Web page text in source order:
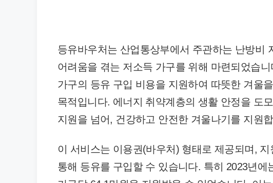
등유바우처는 산업통상부에서 주관하는 난방비
어려움을 겪는 저소득 가구를 위해 마련되었습
가구의 등유 구입 비용을 지원하여 따뜻한 겨울
목적입니다. 에너지 취약계층의 생활 안정을 도
지원을 넘어, 건강하고 안전한 겨울나기를 지원
이 서비스는 이용권(바우처) 형태로 제공되며,
통해 등유를 구입할 수 있습니다. 특히 2023년에